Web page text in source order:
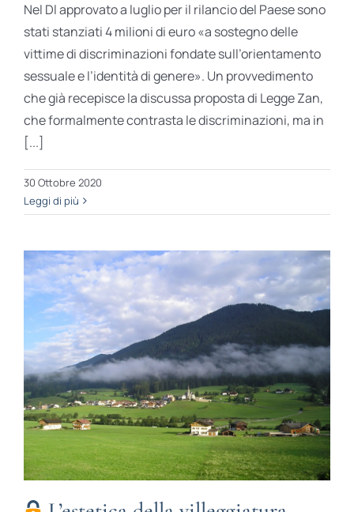
Nel Dl approvato a luglio per il rilancio del Paese sono
stati stanziati 4 milioni di euro «a sostegno delle
vittime di discriminazioni fondate sull’orientamento
sessuale e l’identità di genere». Un provvedimento
che già recepisce la discussa proposta di Legge Zan,
che formalmente contrasta le discriminazioni, ma in
[...]
30 Ottobre 2020
Leggi di più